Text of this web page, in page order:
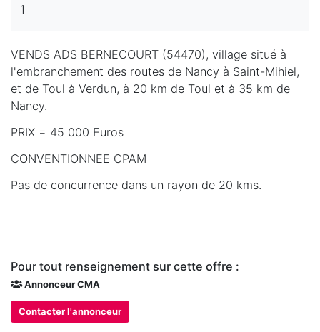
1
VENDS ADS BERNECOURT (54470), village situé à
l'embranchement des routes de Nancy à Saint-Mihiel,
et de Toul à Verdun, à 20 km de Toul et à 35 km de
Nancy.
PRIX = 45 000 Euros
CONVENTIONNEE CPAM
Pas de concurrence dans un rayon de 20 kms.
Pour tout renseignement sur cette offre :
Annonceur CMA
Contacter l'annonceur